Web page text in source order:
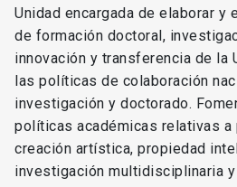
Unidad encargada de elaborar y
de formación doctoral,
innovación y transferencia de la
las políticas de colaboración
investigación y doctorado.
políticas académicas relativas a
creación artística, propiedad
investigación multidisciplinaria